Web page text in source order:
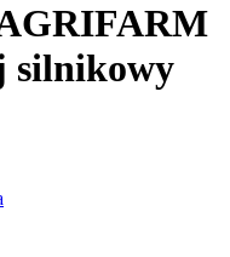
silnikowy